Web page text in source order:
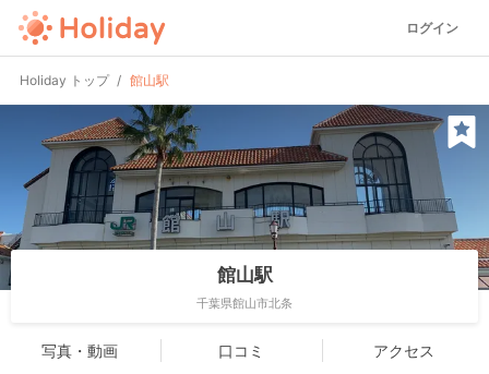
ログイン
Holiday トップ 館山駅
館山駅
千葉県館山市北条
写真・動画 口コミ アクセス